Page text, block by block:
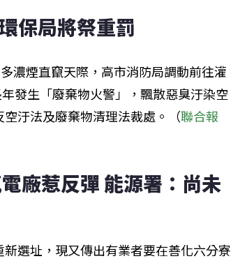
保局將祭重罰
濃煙直竄天際，高市消防局調動前往灌
發生「廢棄物火警」，飄散惡臭汙染空
汙法及廢棄物清理法裁處。（聯合報
廠惹反彈 能源署：尚未
選址，現又傳出有業者要在善化六分寮